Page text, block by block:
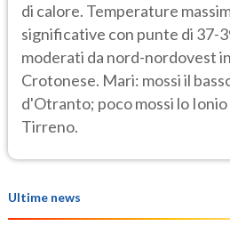
di calore. Temperature
significative con punte di 37-
moderati da nord-nordovest
Crotonese. Mari: mossi il
d'Otranto; poco mossi lo
Tirreno.
Ultime news